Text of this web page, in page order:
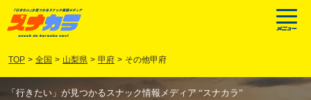
TOP > 全国 > 山梨県 > 甲府 > その他甲府
「行きたい」が見つかるスナック情報メディア “スナカラ”